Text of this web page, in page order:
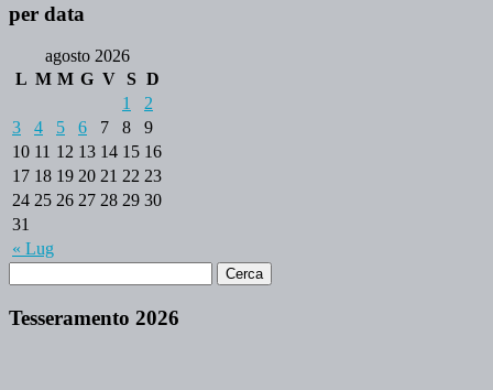
per data
agosto 2026
L M M G V S D
« Lug
1
2
3
4 5 6 7 8
9
10 11 12 13 14 15 16
17 18 19 20 21 22 23
24 25 26 27 28 29 30
31
Tesseramento 2026